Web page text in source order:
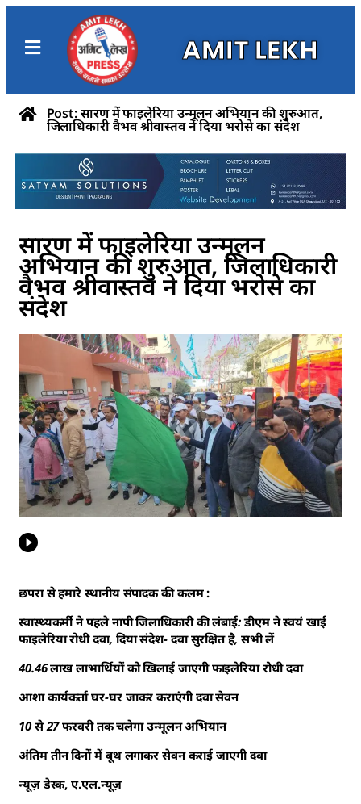
AMIT LEKH
Post: सारण में फाइलेरिया उन्मूलन अभियान की शुरुआत,
जिलाधिकारी वैभव श्रीवास्तव ने दिया भरोसे का संदेश
सारण में फाइलेरिया उन्मूलन
अभियान की शुरुआत, जिलाधिकारी
वैभव श्रीवास्तव ने दिया भरोसे का
संदेश
छपरा से हमारे स्थानीय संपादक की कलम :
स्वास्थ्यकर्मी ने पहले नापी जिलाधिकारी की लंबाई: डीएम ने स्वयं खाई
फाइलेरिया रोधी दवा, दिया संदेश- दवा सुरक्षित है, सभी लें
40.46 लाख लाभार्थियों को खिलाई जाएगी फाइलेरिया रोधी दवा
आशा कार्यकर्ता घर-घर जाकर कराएंगी दवा सेवन
10 से 27 फरवरी तक चलेगा उन्मूलन अभियान
अंतिम तीन दिनों में बूथ लगाकर सेवन कराई जाएगी दवा
न्यूज़ डेस्क, ए.एल.न्यूज़